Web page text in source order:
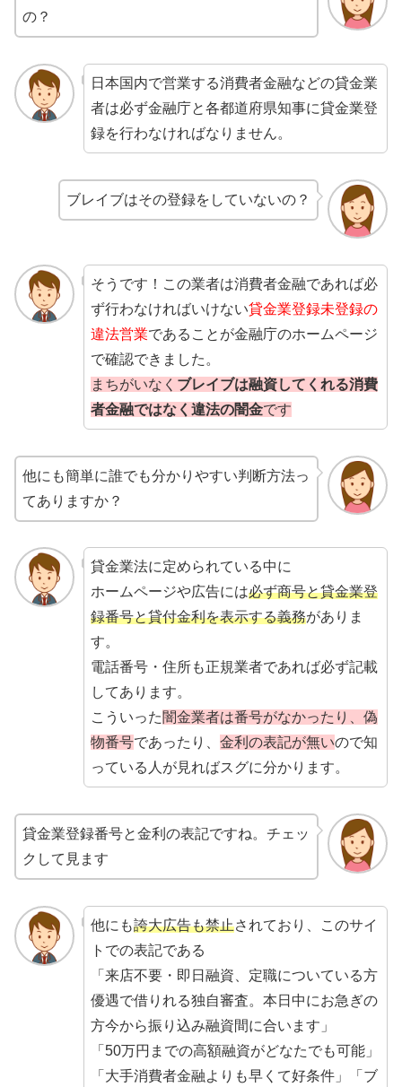
の？
日本国内で営業する消費者金融などの貸金業
者は必ず金融庁と各都道府県知事に貸金業登
録を行わなければなりません。
ブレイブはその登録をしていないの？
そうです！この業者は消費者金融であれば必
ず行わなければいけない貸金業登録未登録の
違法営業であることが金融庁のホームページ
で確認できました。
まちがいなく ブレイブは融資してくれる消費
者金融ではなく違法の闇金です
他にも簡単に誰でも分かりやすい判断方法っ
てありますか？
貸金業法に定められている中に
ホームページや広告には必ず商号と貸金業登
録番号と貸付金利を表示する義務がありま
す。
電話番号・住所も正規業者であれば必ず記載
してあります。
こういった闇金業者は番号がなかったり、偽
物番号であったり、 金利の表記が無いので知
っている人が見ればスグに分かります。
貸金業登録番号と金利の表記ですね。チェッ
クして見ます
他にも誇大広告も禁止されており、このサイ
トでの表記である
「来店不要・即日融資、定職についている方
優遇で借りれる独自審査。本日中にお急ぎの
方今から振り込み融資間に合います」
「50万円までの高額融資がどなたでも可能」
「大手消費者金融よりも早くて好条件」「ブ